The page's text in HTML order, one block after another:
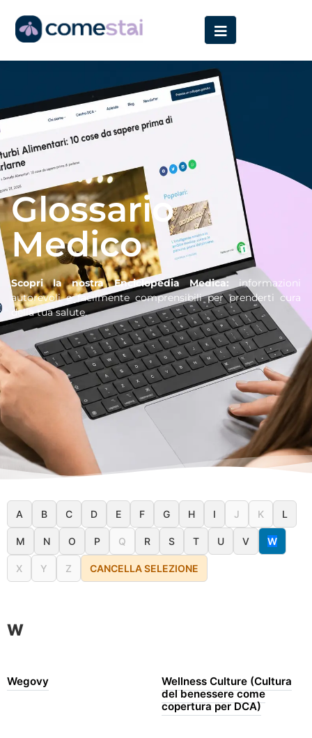
Home »Glossario
Glossario
Medico
Scopri la nostra Enciclopedia Medica: informazioni
autorevoli e facilmente comprensibili per prenderti cura
della tua salute.
A B C D E F G H I J K L
M N O P Q R S T U V W
X Y Z CANCELLA SELEZIONE
W
Wegovy
Wellness Culture (Cultura
del benessere come
copertura per DCA)